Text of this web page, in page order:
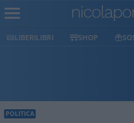
SHOP SOSTIENICI
POLITICA